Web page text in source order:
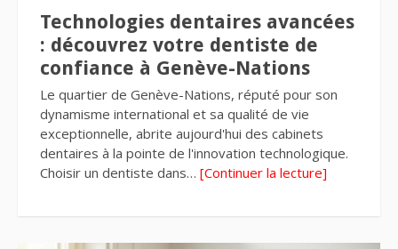
Technologies dentaires avancées
: découvrez votre dentiste de
confiance à Genève-Nations
Le quartier de Genève-Nations, réputé pour son
dynamisme international et sa qualité de vie
exceptionnelle, abrite aujourd'hui des cabinets
dentaires à la pointe de l'innovation technologique.
Choisir un dentiste dans… [Continuer la lecture]